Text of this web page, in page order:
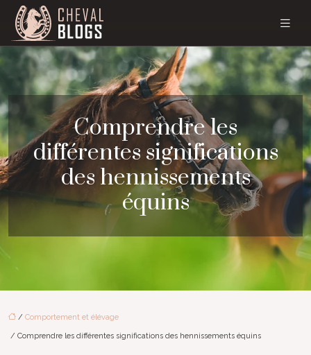
Comprendre les
différentes significations
des hennissements
équins
/ Comportement et élévage
/ Comprendre les différentes significations des hennissements équins